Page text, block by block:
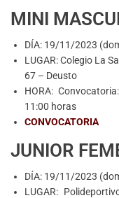
MINI
DÍA: 19/11/2023
LUGAR: Colegio La
67 – Deusto
HORA:
11:00 horas
CONVOCATORIA
JUNIOR
DÍA: 19/11/2023
LUGAR: